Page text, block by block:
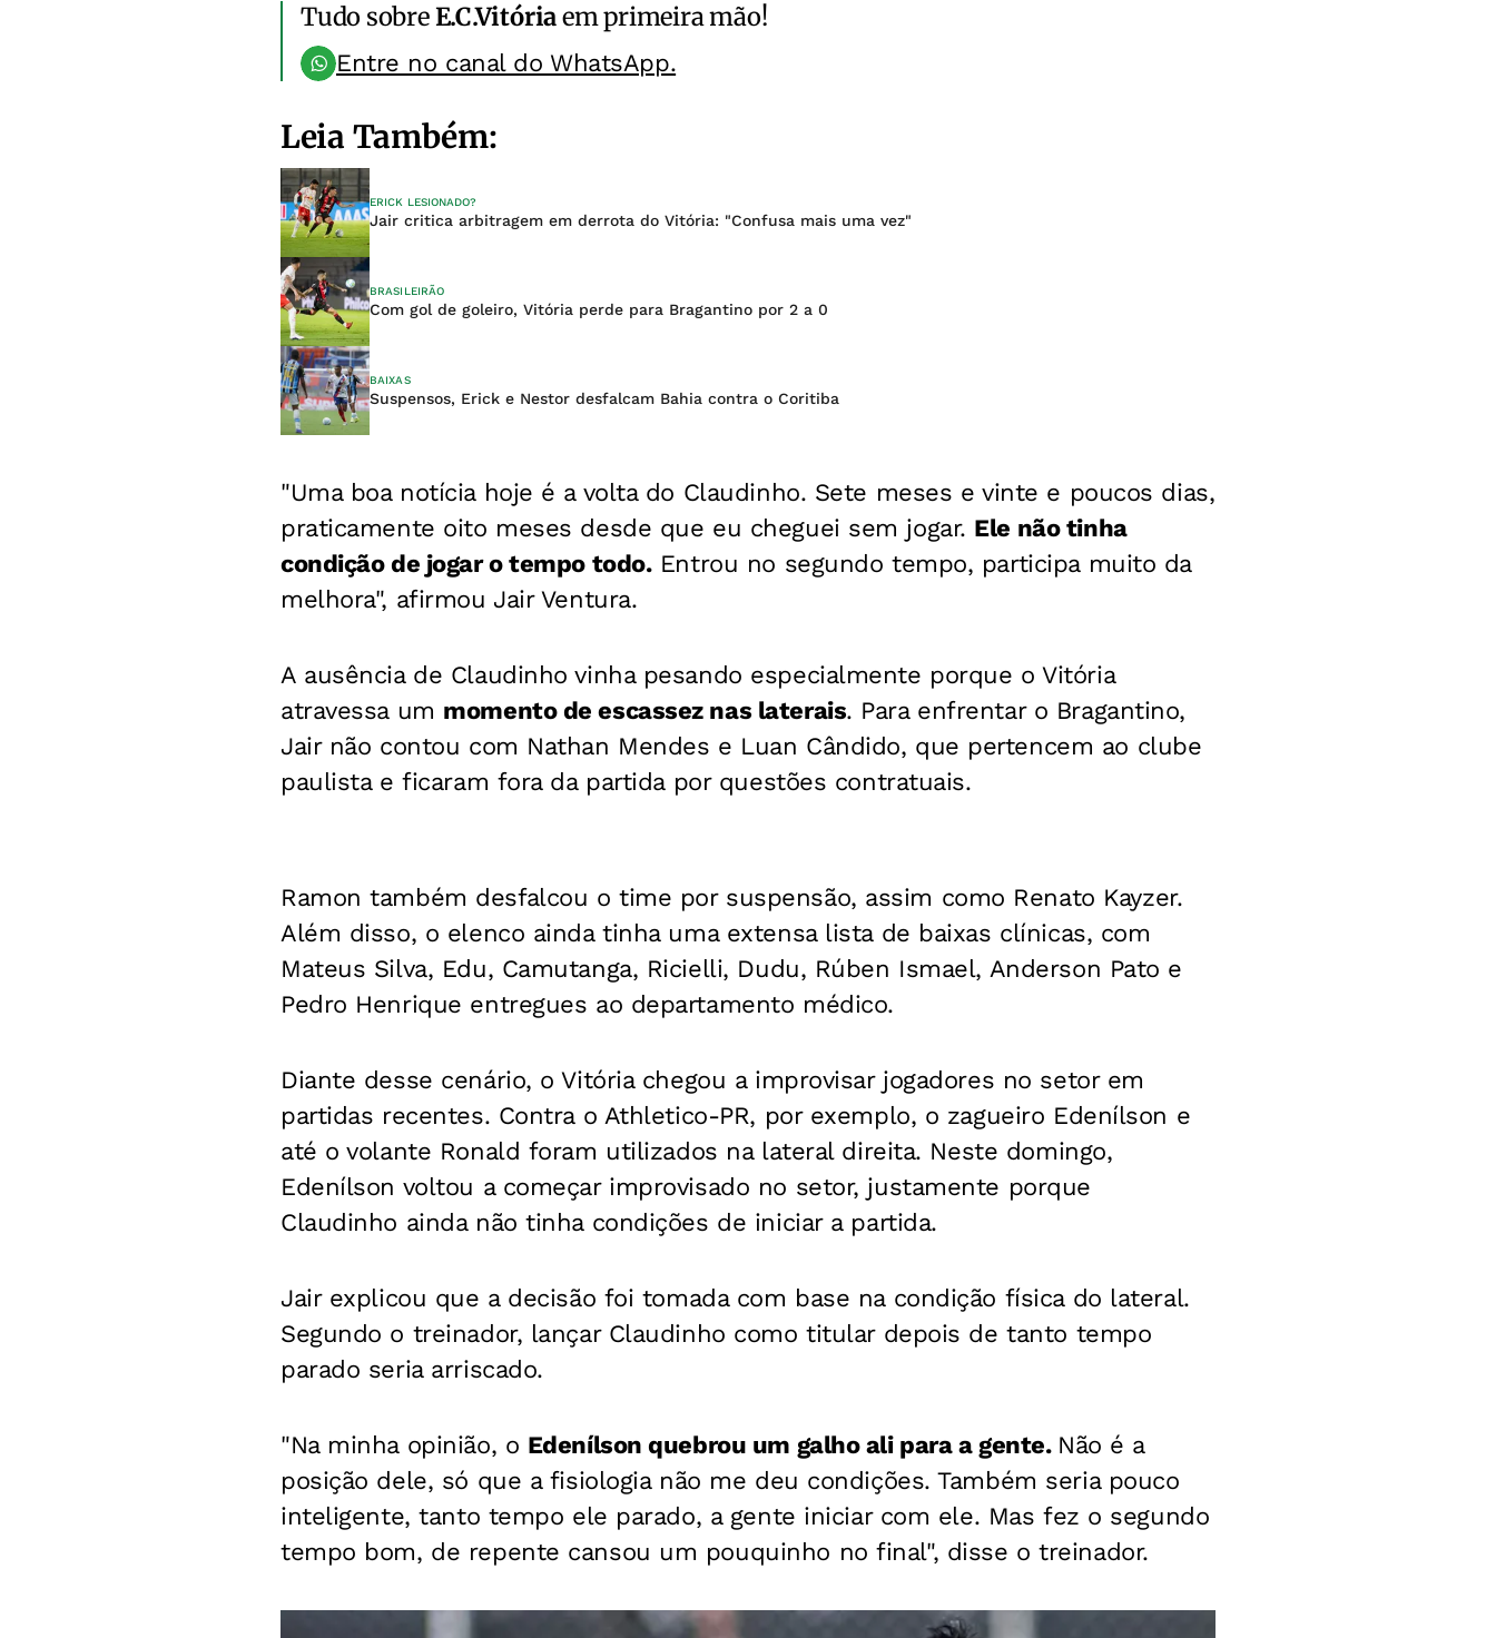
Tudo sobreE.C.Vitóriaem primeira mão!
Entre no canal do WhatsApp.
Leia Também:
ERICK LESIONADO?
Jair critica arbitragem em derrota do Vitória: "Confusa mais uma vez"
BRASILEIRÃO
Com gol de goleiro, Vitória perde para Bragantino por 2 a 0
BAIXAS
Suspensos, Erick e Nestor desfalcam Bahia contra o Coritiba
"Uma boa notícia hoje é a volta do Claudinho. Sete meses e vinte e poucos dias,
praticamente oito meses desde que eu cheguei sem jogar. Ele não tinha
condição de jogar o tempo todo.Entrou no segundo tempo, participa muito da
melhora", afirmou Jair Ventura.
A ausência de Claudinho vinha pesando especialmente porque o Vitória
atravessa um momento de escassez nas laterais. Para enfrentar o Bragantino,
Jair não contou com Nathan Mendes e Luan Cândido, que pertencem ao clube
paulista e ficaram fora da partida por questões contratuais.
Ramon também desfalcou o time por suspensão, assim como Renato Kayzer.
Além disso, o elenco ainda tinha uma extensa lista de baixas clínicas, com
Mateus Silva, Edu, Camutanga, Ricielli, Dudu, Rúben Ismael, Anderson Pato e
Pedro Henrique entregues ao departamento médico.
Diante desse cenário, o Vitória chegou a improvisar jogadores no setor em
partidas recentes. Contra o Athletico-PR, por exemplo, o zagueiro Edenílson e
até o volante Ronald foram utilizados na lateral direita. Neste domingo,
Edenílson voltou a começar improvisado no setor, justamente porque
Claudinho ainda não tinha condições de iniciar a partida.
Jair explicou que a decisão foi tomada com base na condição física do lateral.
Segundo o treinador, lançar Claudinho como titular depois de tanto tempo
parado seria arriscado.
"Na minha opinião, o Edenílson quebrou um galho ali para a gente. Não é a
posição dele, só que a fisiologia não me deu condições. Também seria pouco
inteligente, tanto tempo ele parado, a gente iniciar com ele. Mas fez o segundo
tempo bom, de repente cansou um pouquinho no final", disse o treinador.